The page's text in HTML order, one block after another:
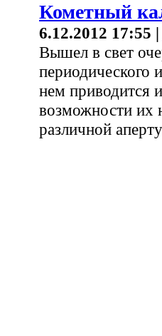
Кометный
6.12.2012 17:55 |
Вышел в свет
периодического
нем приводится
возможности их
различной